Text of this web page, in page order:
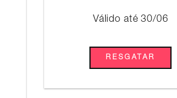
Válido até 30/06
RESGATAR